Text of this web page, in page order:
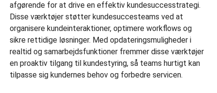
afgørende for at drive en effektiv kundesuccesstrategi.
Disse værktøjer støtter kundesuccesteams ved at
organisere kundeinteraktioner, optimere workflows og
sikre rettidige løsninger. Med opdateringsmuligheder i
realtid og samarbejdsfunktioner fremmer disse værktøjer
en proaktiv tilgang til kundestyring, så teams hurtigt kan
tilpasse sig kundernes behov og forbedre servicen.